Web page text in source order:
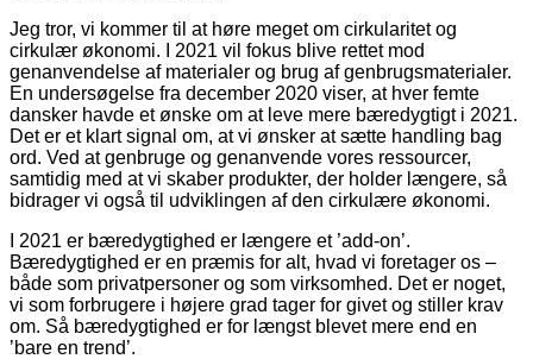
Jeg tror, vi kommer til at høre meget om cirkularitet og
cirkulær økonomi. I 2021 vil fokus blive rettet mod
genanvendelse af materialer og brug af genbrugsmaterialer.
En undersøgelse fra december 2020 viser, at hver femte
dansker havde et ønske om at leve mere bæredygtigt i 2021.
Det er et klart signal om, at vi ønsker at sætte handling bag
ord. Ved at genbruge og genanvende vores ressourcer,
samtidig med at vi skaber produkter, der holder længere, så
bidrager vi også til udviklingen af den cirkulære økonomi.
I 2021 er bæredygtighed er længere et ’add-on’.
Bæredygtighed er en præmis for alt, hvad vi foretager os –
både som privatpersoner og som virksomhed. Det er noget,
vi som forbrugere i højere grad tager for givet og stiller krav
om. Så bæredygtighed er for længst blevet mere end en
’bare en trend’.